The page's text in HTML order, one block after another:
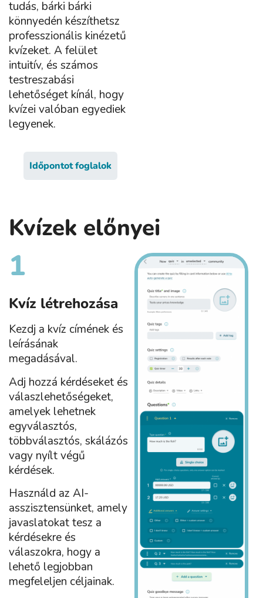
tudás, bárki bárki
könnyedén készíthetsz
professzionális kinézetű
kvízeket. A felület
intuitív, és számos
testreszabási
lehetőséget kínál, hogy
kvízei valóban egyediek
legyenek.
Időpontot foglalok
Kvízek előnyei
1
Kvíz létrehozása
Kezdj a kvíz címének és
leírásának
megadásával.
Adj hozzá kérdéseket és
válaszlehetőségeket,
amelyek lehetnek
egyválasztós,
többválasztós, skálázós
vagy nyílt végű
kérdések.
Használd az AI-
asszisztensünket, amely
javaslatokat tesz a
kérdésekre és
válaszokra, hogy a
lehető legjobban
megfeleljen céljainak.